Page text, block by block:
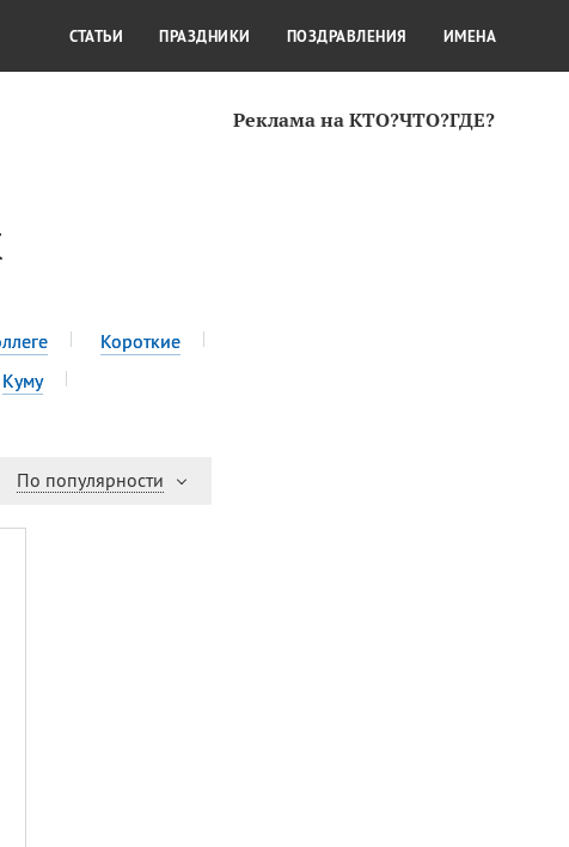
Короткие
Куму
По популярности
Реклама на КТО?ЧТО?ГДЕ?
КУЛЬТУРА КРАСОТА
СТАТЬИ ПРАЗДНИКИ ПОЗДРАВЛЕНИЯ ИМЕНА